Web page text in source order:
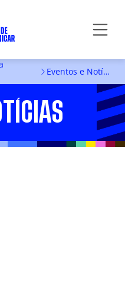
Eventos e Notícias